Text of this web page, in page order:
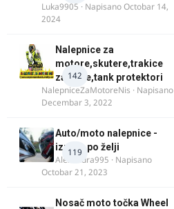
Luka9905 · NapisanoOctobar 14,
2024
142
Nalepnice za
motore,skutere,trakice
za felne,tank protektori
NalepniceZaMotoreNis · Napisano
Decembar 3, 2022
119
Auto/moto nalepnice -
izrada po želji
Alexandra995 · Napisano
Octobar 21, 2023
Nosač moto točka Wheel